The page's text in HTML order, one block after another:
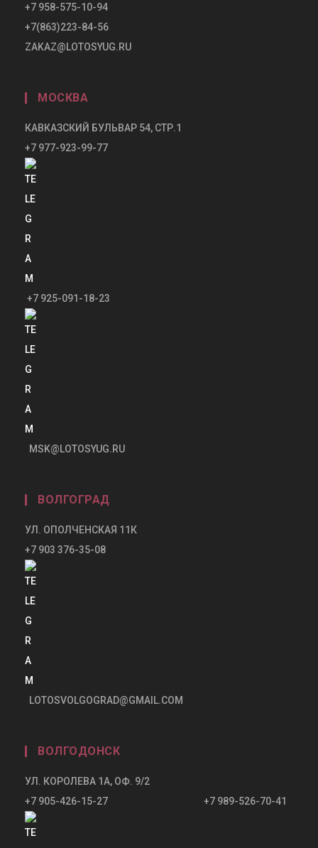
+7 958-575-10-94
+7(863)223-84-56
ZAKAZ@LOTOSYUG.RU
МОСКВА
КАВКАЗСКИЙ БУЛЬВАР 54, СТР.1
+7 977-923-99-77
+7 925-091-18-23
MSK@LOTOSYUG.RU
ВОЛГОГРАД
УЛ. ОПОЛЧЕНСКАЯ 11К
+7 903 376-35-08
LOTOSVOLGOGRAD@GMAIL.COM
ВОЛГОДОНСК
УЛ. КОРОЛЕВА 1А, ОФ. 9/2
+7 905-426-15-27 +7 989-526-70-41